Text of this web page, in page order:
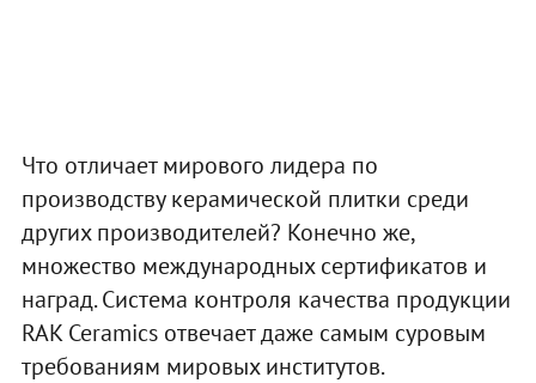
Что отличает мирового лидера по
производству керамической плитки среди
других производителей? Конечно же,
множество международных сертификатов и
наград. Система контроля качества продукции
RAK Ceramics отвечает даже самым суровым
требованиям мировых институтов.